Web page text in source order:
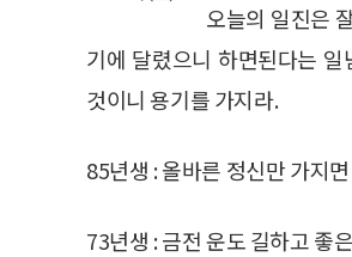
오늘의 일진은
기에 달렸으니 하면된다는
것이니 용기를 가지라.
85년생 : 올바른 정신만 가지
73년생 : 금전 운도 길하고 좋